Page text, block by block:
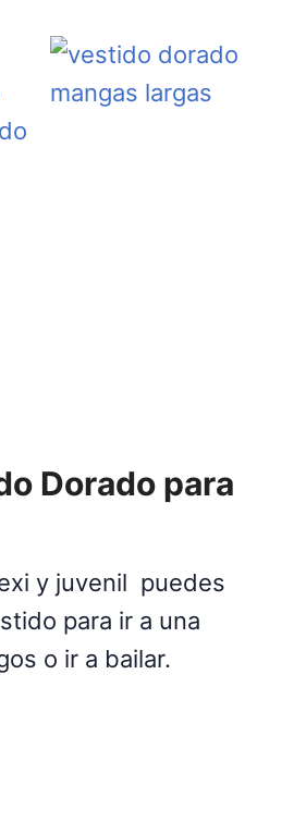
Dorado para
y juvenil puedes
para ir a una
o ir a bailar.